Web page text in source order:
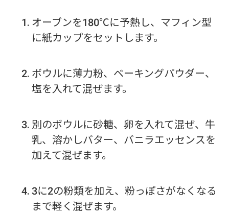
オーブンを180℃に予熱し、マフィン型
に紙カップをセットします。
ボウルに薄力粉、ベーキングパウダー、
塩を入れて混ぜます。
別のボウルに砂糖、卵を入れて混ぜ、牛
乳、溶かしバター、バニラエッセンスを
加えて混ぜます。
3に2の粉類を加え、粉っぽさがなくなる
まで軽く混ぜます。